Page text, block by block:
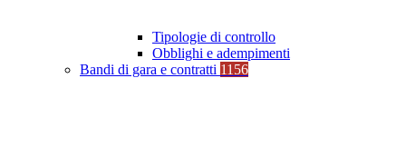
Tipologie di controllo
Obblighi e adempimenti
Bandi di gara e contratti 1156